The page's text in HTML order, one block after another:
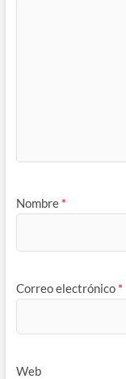
Nombre *
Correo electrónico *
Web